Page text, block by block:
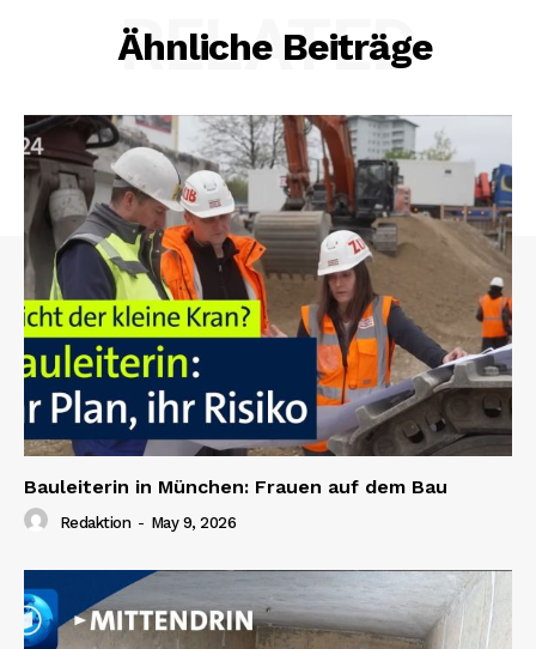
Ähnliche Beiträge
RELATED
Bauleiterin in München: Frauen auf dem Bau
Redaktion - May 9, 2026